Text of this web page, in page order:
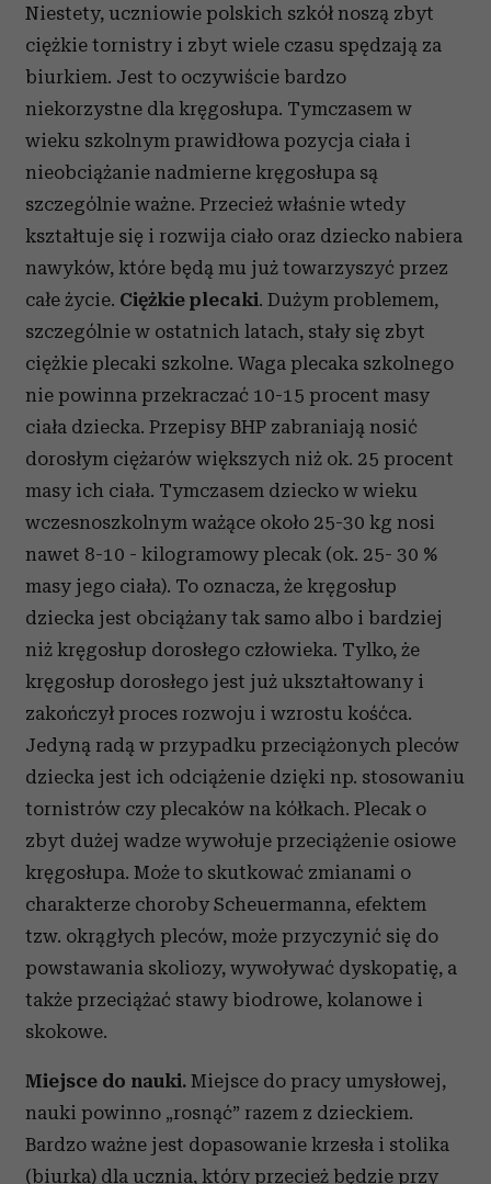
Niestety, uczniowie polskich szkół noszą zbyt
ciężkie tornistry i zbyt wiele czasu spędzają za
biurkiem. Jest to oczywiście bardzo
niekorzystne dla kręgosłupa. Tymczasem w
wieku szkolnym prawidłowa pozycja ciała i
nieobciążanie nadmierne kręgosłupa są
szczególnie ważne. Przecież właśnie wtedy
kształtuje się i rozwija ciało oraz dziecko nabiera
nawyków, które będą mu już towarzyszyć przez
całe życie. Ciężkie plecaki. Dużym problemem,
szczególnie w ostatnich latach, stały się zbyt
ciężkie plecaki szkolne. Waga plecaka szkolnego
nie powinna przekraczać 10-15 procent masy
ciała dziecka. Przepisy BHP zabraniają nosić
dorosłym ciężarów większych niż ok. 25 procent
masy ich ciała. Tymczasem dziecko w wieku
wczesnoszkolnym ważące około 25-30 kg nosi
nawet 8-10 - kilogramowy plecak (ok. 25- 30 %
masy jego ciała). To oznacza, że kręgosłup
dziecka jest obciążany tak samo albo i bardziej
niż kręgosłup dorosłego człowieka. Tylko, że
kręgosłup dorosłego jest już ukształtowany i
zakończył proces rozwoju i wzrostu kośćca.
Jedyną radą w przypadku przeciążonych pleców
dziecka jest ich odciążenie dzięki np. stosowaniu
tornistrów czy plecaków na kółkach. Plecak o
zbyt dużej wadze wywołuje przeciążenie osiowe
kręgosłupa. Może to skutkować zmianami o
charakterze choroby Scheuermanna, efektem
tzw. okrągłych pleców, może przyczynić się do
powstawania skoliozy, wywoływać dyskopatię, a
także przeciążać stawy biodrowe, kolanowe i
skokowe.
Miejsce do nauki. Miejsce do pracy umysłowej,
nauki powinno „rosnąć” razem z dzieckiem.
Bardzo ważne jest dopasowanie krzesła i stolika
(biurka) dla ucznia, który przecież będzie przy